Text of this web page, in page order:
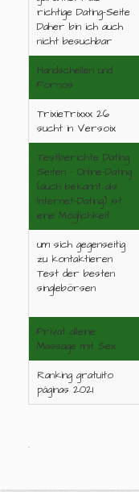
richtige Dating-Seite
Daher bin ich auch
nicht besuchbar
Handschellen und
Pornos
TrixieTrixxx 26
sucht in Versoix
Testberichte Dating
Seiten - Online-Dating
(auch bekannt als
Internet-Dating) ist
eine Möglichkeit
um sich gegenseitig
zu kontaktieren
Test der besten
singlebörsen
Privat alleine
Massage mit Sex
Ranking gratuito
páginas 2021
.